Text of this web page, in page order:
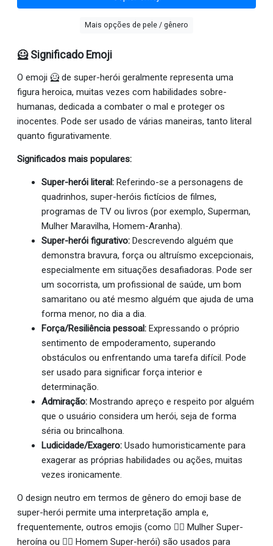
Mais opções de pele / gênero
🦸 Significado Emoji
O emoji 🦸 de super-herói geralmente representa uma
figura heroica, muitas vezes com habilidades sobre-
humanas, dedicada a combater o mal e proteger os
inocentes. Pode ser usado de várias maneiras, tanto literal
quanto figurativamente.
Significados mais populares:
Super-herói literal: Referindo-se a personagens de
quadrinhos, super-heróis fictícios de filmes,
programas de TV ou livros (por exemplo, Superman,
Mulher Maravilha, Homem-Aranha).
Super-herói figurativo: Descrevendo alguém que
demonstra bravura, força ou altruísmo excepcionais,
especialmente em situações desafiadoras. Pode ser
um socorrista, um profissional de saúde, um bom
samaritano ou até mesmo alguém que ajuda de uma
forma menor, no dia a dia.
Força/Resiliência pessoal: Expressando o próprio
sentimento de empoderamento, superando
obstáculos ou enfrentando uma tarefa difícil. Pode
ser usado para significar força interior e
determinação.
Admiração: Mostrando apreço e respeito por alguém
que o usuário considera um herói, seja de forma
séria ou brincalhona.
Ludicidade/Exagero: Usado humoristicamente para
exagerar as próprias habilidades ou ações, muitas
vezes ironicamente.
O design neutro em termos de gênero do emoji base de
super-herói permite uma interpretação ampla e,
frequentemente, outros emojis (como 🦸‍♀️ Mulher Super-
heroína ou 🦸‍♂️ Homem Super-herói) são usados para